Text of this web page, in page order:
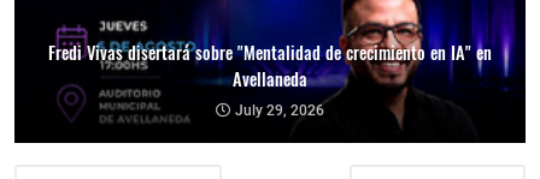
Fredi Vivas disertará sobre "Mentalidad de crecimiento en IA" en
Avellaneda
July 29, 2026